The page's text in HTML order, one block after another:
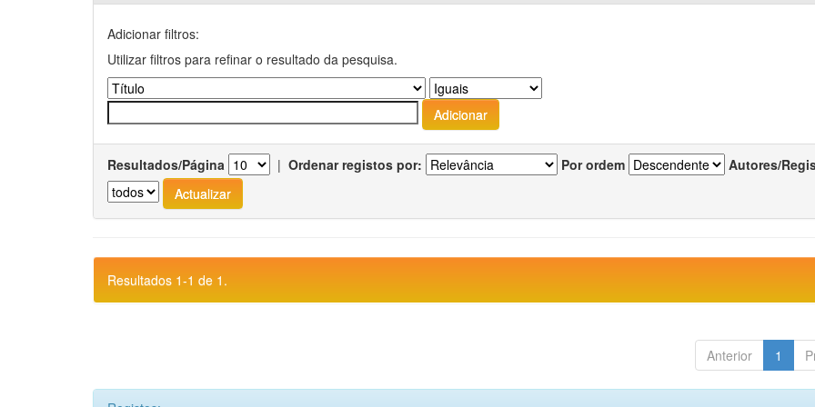
Adicionar filtros:
Utilizar filtros para refinar o resultado da pesquisa.
Resultados/Página | Ordenar registos por: Por ordem Autores/
Resultados 1-1 de 1.
Anterior 1